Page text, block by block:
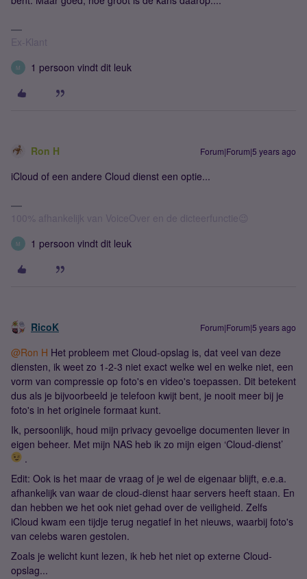
Ex-Klant
M 1 persoon vindt dit leuk
Ron H Forum|Forum|5 years ago
iCloud of een andere Cloud dienst een optie...
100% afhankelijk van VoiceOver en de dicteerfunctie😉
M 1 persoon vindt dit leuk
RicoK Forum|Forum|5 years ago
@Ron H Het probleem met Cloud-opslag is, dat veel van deze
diensten, ik weet zo 1-2-3 niet exact welke wel en welke niet, een
vorm van compressie op foto's en video's toepassen. Dit betekent
dus als je bijvoorbeeld je telefoon kwijt bent, je nooit meer bij je
foto's in het originele formaat kunt.
Ik, persoonlijk, houd mijn privacy gevoelige documenten liever in
eigen beheer. Met mijn NAS heb ik zo mijn eigen ‘Cloud-dienst’
.
Edit: Ook is het maar de vraag of je wel de eigenaar blijft, e.e.a.
afhankelijk van waar de cloud-dienst haar servers heeft staan. En
dan hebben we het ook niet gehad over de veiligheid. Zelfs
iCloud kwam een tijdje terug negatief in het nieuws, waarbij foto's
van celebs waren gestolen.
Zoals je welicht kunt lezen, ik heb het niet op externe Cloud-
opslag...